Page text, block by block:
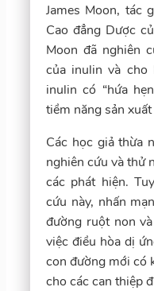
James Moon, tác
Cao đẳng Dược
Moon đã nghiên
của inulin và cho
inulin có “hứa
tiềm năng sản
Các học giả thừa
nghiên cứu và thử
các phát hiện.
cứu này, nhấn
đường ruột non
việc điều hòa dị
con đường mới có
cho các can thiệp